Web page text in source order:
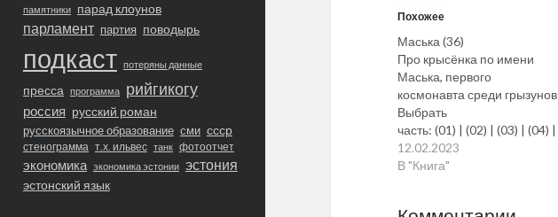
памятники парад клоунов
парламент партия поводырь
подкаст потеряны данные
пресса программа рийгикогу
россия русский роман
русскоязычное образование сми ссср
стенограмма т.х. ильвес танк фотоотчет
экономика экономика эстонии эстония
эстонский язык
Похожее
Маська (36)
Про крысёнка по имени
Маська, первого
космонавта среди грызунов
Выбрать
часть: (01) | (02) | (03) | (04) |
(05) | (06) | (07) | (08) | (09) | (
10)
12.02.2023
В "Книга"